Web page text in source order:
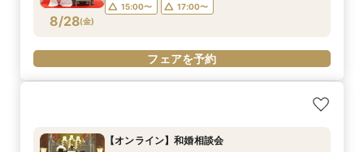
8/28(金)
15:00〜
17:00〜
フェアを予約
【オンライン】和婚相談会